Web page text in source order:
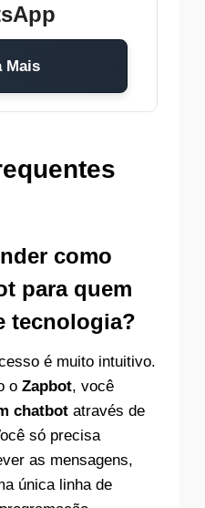
Mais
como
para quem
tecnologia?
é muito intuitivo.
o Zapbot, você
chatbot através de
só precisa
as mensagens,
única linha de